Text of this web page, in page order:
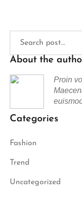
About the
Proin
Categories
Fashion
Trend
Uncategorized